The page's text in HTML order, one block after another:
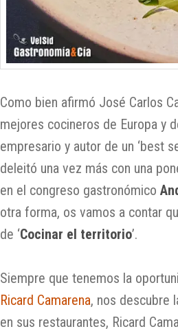
Como bien afirmó José Carlos
mejores cocineros de Europa y
empresario y autor de un ‘best
deleitó una vez más con una
en el congreso gastronómico
otra forma, os vamos a contar
de ‘Cocinar el territorio’.
Siempre que tenemos la
Ricard Camarena, nos descubre
en sus restaurantes, Ricard